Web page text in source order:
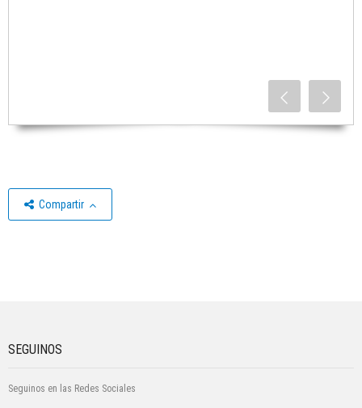
Compartir
SEGUINOS
Seguinos en las Redes Sociales